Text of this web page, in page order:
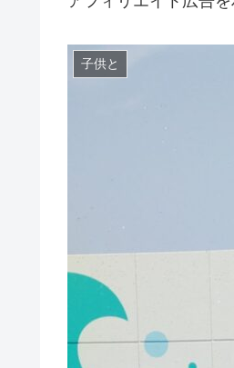
子供と